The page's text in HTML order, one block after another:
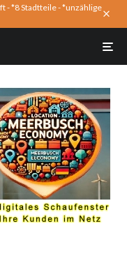
- *8 Stadtteile - *unzählige